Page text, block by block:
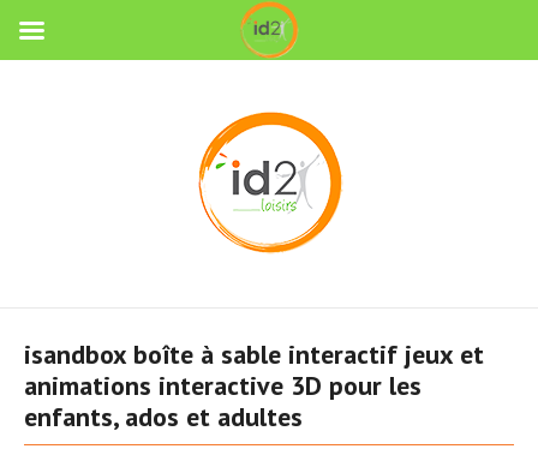
isandbox boîte à sable interactif jeux et
animations interactive 3D pour les
enfants, ados et adultes